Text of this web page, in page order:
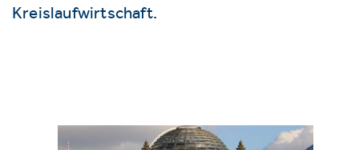
Kreislaufwirtschaft.